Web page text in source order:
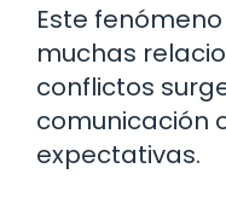
Este
muchas
conflictos
comunicación
expectativas.